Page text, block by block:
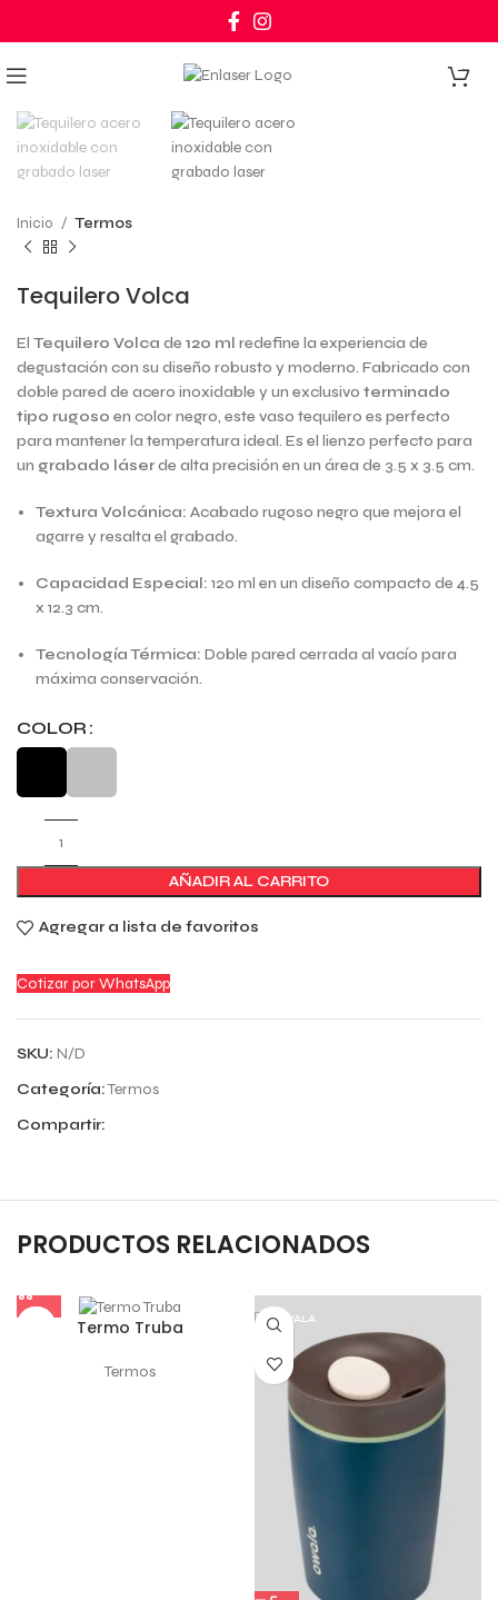
0
Click to enlarge
Inicio Termos
Tequilero Volca
El Tequilero Volca de 120 ml redefine la experiencia de
degustación con su diseño robusto y moderno. Fabricado con
doble pared de acero inoxidable y un exclusivo terminado
tipo rugoso en color negro, este vaso tequilero es perfecto
para mantener la temperatura ideal. Es el lienzo perfecto para
un grabado láserde alta precisión en un área de 3.5 x 3.5 cm.
Textura Volcánica: Acabado rugoso negro que mejora el
agarre y resalta el grabado.
Capacidad Especial: 120 ml en un diseño compacto de 4.5
x 12.3 cm.
Tecnología Térmica: Doble pared cerrada al vacío para
máxima conservación.
COLOR
AÑADIR AL CARRITO
Agregar a lista de favoritos
Cotizar por WhatsApp
SKU: N/D
Categoría:Termos
Compartir:
PRODUCTOS RELACIONADOS
Termo Truba
Termos